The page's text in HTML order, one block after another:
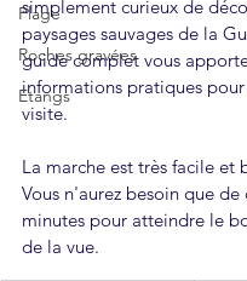
Plage
Roches gravées
Etangs
simplement curieux de
paysages sauvages de la
guide complet vous
informations pratiques
visite.
La marche est très facile et
Vous n'aurez besoin que de
minutes pour atteindre le
de la vue.